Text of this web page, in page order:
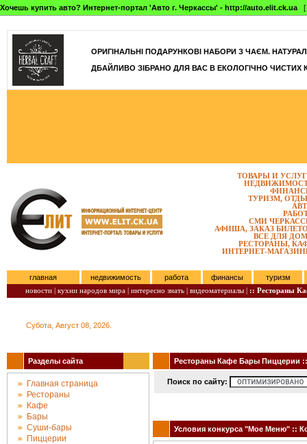
Хочешь купить авто? Интернет-портал 'Авто г. Черкассы' - http://auto.elit.ck.ua [
]
ОРИГІНАЛЬНІ ПОДАРУНКОВІ НАБОРИ З ЧАЄМ.
ДБАЙЛИВО ЗІБРАНО ДЛЯ ВАС В ЕКОЛОГІЧНО ЧИСТИХ
ТОВАРЫ И
ТУРИЗМ,
СМИ
АФИША, ЗАКАЗ
ВСЕ ДЛЯ
РЕСТОРАНЫ,
ИНТЕРНЕТ-
главная недвижимость работа финансы
туризм
новости | кухни народов мира | интересно знать | видеоматериалы | :: Рестораны
Субота, Август 08, 2026.
Разделы сайта
Главная страница
Рестораны
Кафе
Бары
Суши-бары
Пиццерии
Рестораны Кафе Бары Пиццерии ::
Поиск по сайту:
Условия конкурса "Мое Меню" ::